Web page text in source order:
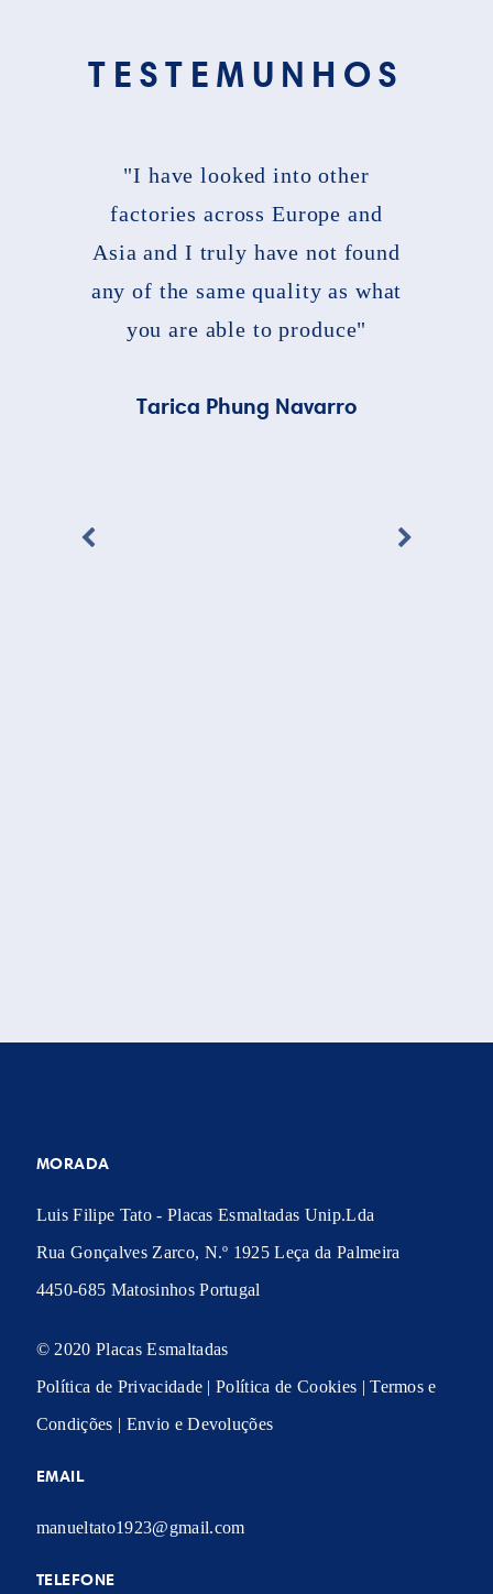
TESTEMUNHOS
"I have looked into other
factories across Europe and
Asia and I truly have not found
any of the same quality as what
you are able to produce"
Tarica Phung Navarro
MORADA
Luis Filipe Tato - Placas Esmaltadas Unip.Lda
Rua Gonçalves Zarco, N.º 1925 Leça da Palmeira
4450-685 Matosinhos Portugal
© 2020 Placas Esmaltadas
Política de Privacidade |Política de Cookies |Termos e
Condições | Envio e Devoluções
EMAIL
manueltato1923@gmail.com
TELEFONE